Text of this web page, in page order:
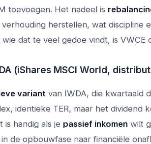
toevoegen. Het nadeel is
herstellen, wat discipline
dat te veel gedoe vindt, is VWCE
(iShares MSCI World,
variant van IWDA, die kwartaald
identieke TER, maar het dividend
is handig als je passief inkomen wilt
de opbouwfase naar financiële